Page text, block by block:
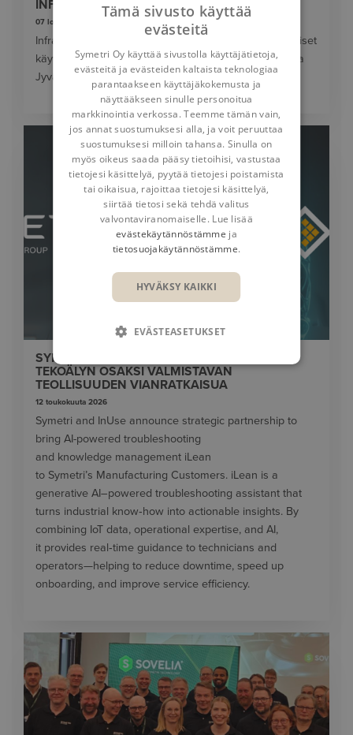
INFRA FORUM 2026
07 lokakuuta 2026
Infrasuunnittelun ammattilaisille suunnatut kaksipäiväiset
käyttäjäpäivät järjestetään tänä vuonna 7.-8. lokakuuta
Jyväskylässä.
SYMETRIN JA INUSE:N KUMPPANUUS TUO
TEKOÄLYN OSAKSI VALMISTAVAN
TEOLLISUUDEN VIANRATKAISUA
12 toukokuuta 2026
Symetri and InUse announce strategic partnership to
bring AI-powered troubleshooting
and knowledge management iLean
to Symetri’s Manufacturing Customers. iLean is a
generative AI–powered troubleshooting assistant that
turns industrial know‑how into actionable insights. By
combining IoT data, operational expertise, and AI,
it provides real‑time guidance to technicians and
operators—helping to reduce downtime, speed up
onboarding, and improve service efficiency.
Tämä sivusto käyttää
evästeitä
Symetri Oy käyttää sivustolla käyttäjätietoja,
evästeitä ja evästeiden kaltaista teknologiaa
parantaakseen käyttäjäkokemusta ja
näyttääkseen sinulle personoitua
markkinointia verkossa. Teemme tämän vain,
jos annat suostumuksesi alla, ja voit peruuttaa
suostumuksesi milloin tahansa. Sinulla on
myös oikeus saada pääsy tietoihisi, vastustaa
tietojesi käsittelyä, pyytää tietojesi poistamista
tai oikaisua, rajoittaa tietojesi käsittelyä,
siirtää tietosi sekä tehdä valitus
valvontaviranomaiselle. Lue lisää
evästekäytännöstämme ja
tietosuojakäytännöstämme.
HYVÄKSY KAIKKI
EVÄSTEASETUKSET